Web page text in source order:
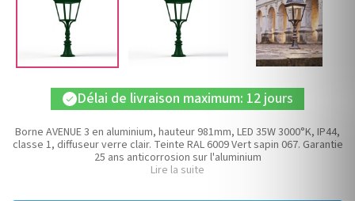
check Délai de livraison maximum: 12 jours
Borne AVENUE 3 en aluminium, hauteur 981mm, LED 35W 3000°K, IP44,
classe 1, diffuseur verre clair. Teinte RAL 6009 Vert sapin 067. Garantie
25 ans anticorrosion sur l'aluminium
Lire la suite